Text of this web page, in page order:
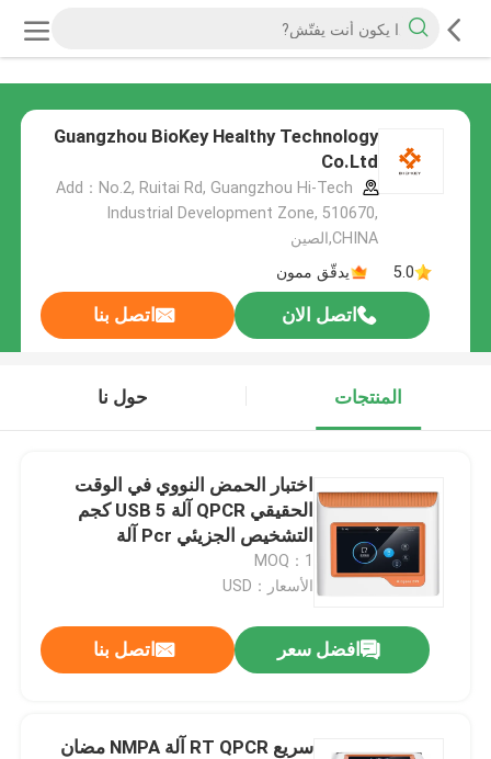
Guangzhou BioKey Healthy Technology
Co.Ltd
Add：No.2, Ruitai Rd, Guangzhou Hi-Tech
Industrial Development Zone, 510670,
CHINA,الصين
5.0
يدقّق ممون
اتصل الان اتصل بنا
المنتجات حول نا
اختبار الحمض النووي في الوقت
الحقيقي QPCR آلة USB 5 كجم
التشخيص الجزيئي Pcr آلة
MOQ：1
الأسعار：USD
افضل سعر اتصل بنا
سريع RT QPCR آلة NMPA مضان